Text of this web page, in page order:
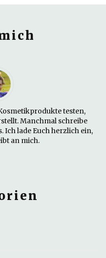
testen,
Manchmal schreibe
Ich lade Euch herzlich ein,
an mich.